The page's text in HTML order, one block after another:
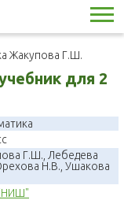
Жакупова Г.Ш.
для 2
Г.Ш., Лебедева
Н.В., Ушакова